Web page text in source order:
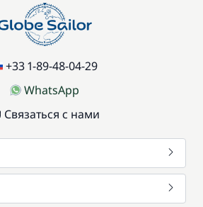
+33 1-89-48-04-29
WhatsApp
Связаться с нами